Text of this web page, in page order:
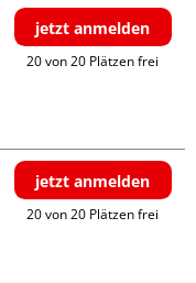
jetzt anmelden
20 von 20 Plätzen frei
jetzt anmelden
20 von 20 Plätzen frei